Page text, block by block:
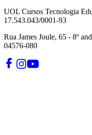
UOL Cursos Tecnologia
17.543.043/0001-93
Rua James Joule, 65 - 8º
04576-080